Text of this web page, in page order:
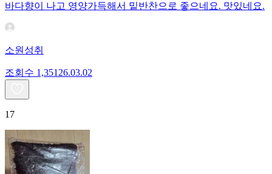
바다향이 나고 영양가득해서 밑반찬으로 좋으네요. 맛있네요.
소원성취
조회수 1,351 26.03.02
17